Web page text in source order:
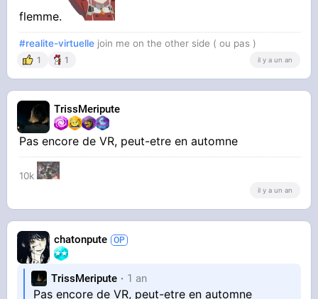
flemme.
#realite-virtuelle join me on the other side ( ou pas )
1 1 il y a un an
TrissMeripute
Pas encore de VR, peut-etre en automne
10k
il y a un an
chatonpute
TrissMeripute 1 an
Pas encore de VR, peut-etre en automne